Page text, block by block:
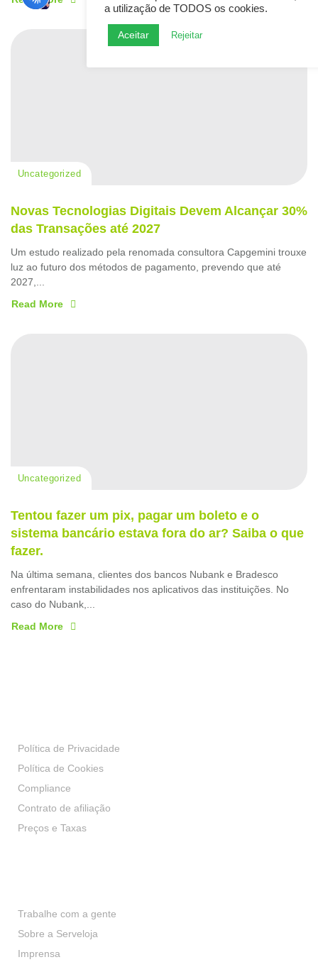
Uncategorized
Novas Tecnologias Digitais Devem Alcançar 30%
das Transações até 2027
Um estudo realizado pela renomada consultora Capgemini trouxe
luz ao futuro dos métodos de pagamento, prevendo que até
2027,...
Read More
Uncategorized
Tentou fazer um pix, pagar um boleto e o
sistema bancário estava fora do ar? Saiba o que
fazer.
Na última semana, clientes dos bancos Nubank e Bradesco
enfrentaram instabilidades nos aplicativos das instituições. No
caso do Nubank,...
Read More
Política de Privacidade
Política de Cookies
Compliance
Contrato de afiliação
Preços e Taxas
Trabalhe com a gente
Sobre a Serveloja
Imprensa
a utilização de TODOS os cookies.
Aceitar Rejeitar